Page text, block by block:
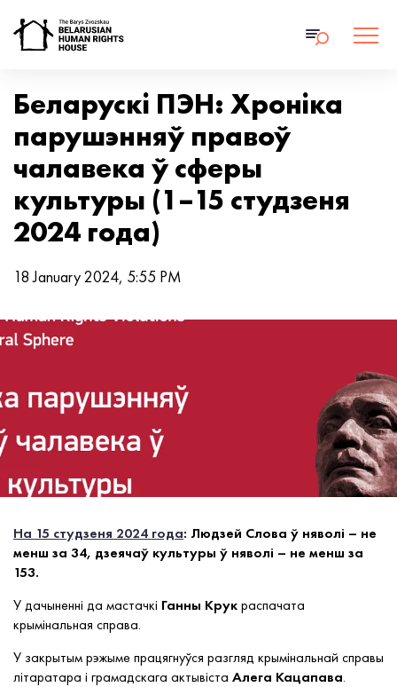
Беларускі ПЭН: Хроніка
парушэнняў правоў
чалавека ў сферы
культуры (1–15 студзеня
2024 года)
18 January 2024, 5:55 PM
На 15 студзеня 2024 года: Людзей Слова ў няволі – не
менш за 34, дзеячаў культуры ў няволі – не менш за
153.
Удачыненні да мастачкі Ганны Крукраспачата
крымінальная справа.
У закрытым рэжыме працягнуўся разгляд крымінальнай справы
літаратара і грамадскага актывіста Алега Кацапава.